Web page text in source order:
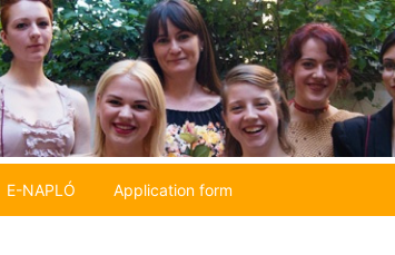
E-NAPLÓ Application form